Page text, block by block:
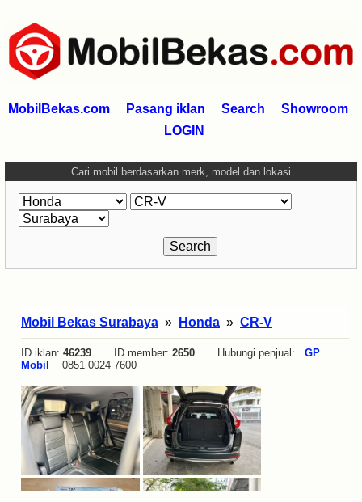
MobilBekas.com Pasang iklan Search
Showroom
LOGIN
Cari mobil berdasarkan merk, model dan lokasi
Mobil Bekas Surabaya » Honda » CR-V
ID iklan: 46239 ID member: 2650 Hubungi penjual: GP
Mobil
0851 0024 7600